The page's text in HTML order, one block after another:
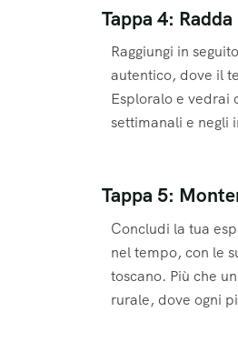
Tappa 4:
Raggiungi in seguito
autentico, dove il
Esploralo e vedrai
settimanali e negli
Tappa 5:
Concludi la tua
nel tempo, con le
toscano. Più che
rurale, dove ogni